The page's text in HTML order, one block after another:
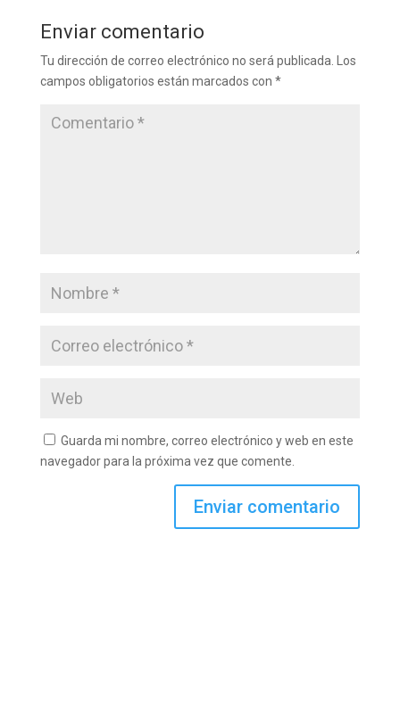
Enviar comentario
Tu dirección de correo electrónico no será publicada.
Los
campos obligatorios están marcados con *
Guarda mi nombre, correo electrónico y web en este
navegador para la próxima vez que comente.